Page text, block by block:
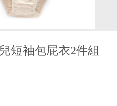
短袖包屁衣2件組